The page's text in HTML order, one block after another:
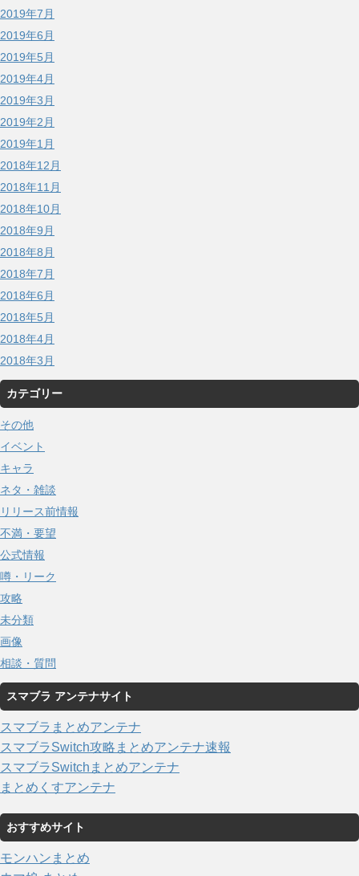
2019年7月
2019年6月
2019年5月
2019年4月
2019年3月
2019年2月
2019年1月
2018年12月
2018年11月
2018年10月
2018年9月
2018年8月
2018年7月
2018年6月
2018年5月
2018年4月
2018年3月
カテゴリー
その他
イベント
キャラ
ネタ・雑談
リリース前情報
不満・要望
公式情報
噂・リーク
攻略
未分類
画像
相談・質問
スマブラ アンテナサイト
スマブラまとめアンテナ
スマブラSwitch攻略まとめアンテナ速報
スマブラSwitchまとめアンテナ
まとめくすアンテナ
おすすめサイト
モンハンまとめ